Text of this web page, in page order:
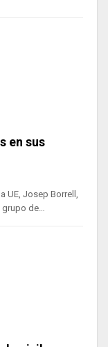
en sus
UE, Josep Borrell,
de…